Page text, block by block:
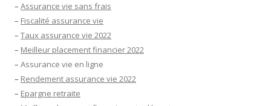
– Assurance vie sans frais
– Fiscalité assurance vie
– Taux assurance vie 2022
– Meilleur placement financier 2022
– Assurance vie en ligne
– Rendement assurance vie 2022
– Epargne retraite